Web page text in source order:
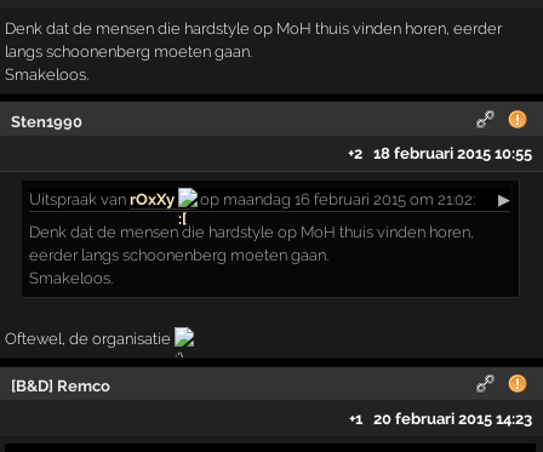
Denk dat de mensen die hardstyle op MoH thuis vinden horen, eerder
langs schoonenberg moeten gaan.
Smakeloos.
Sten1990
+2
18 februari 2015 10:55
Uitspraak vanrOxXy op maandag 16 februari 2015 om 21:02:
▶
Denk dat de mensen die hardstyle op MoH thuis vinden horen,
eerder langs schoonenberg moeten gaan.
Smakeloos.
Oftewel, de organisatie
[B&D] Remco
+1
20 februari 2015 14:23